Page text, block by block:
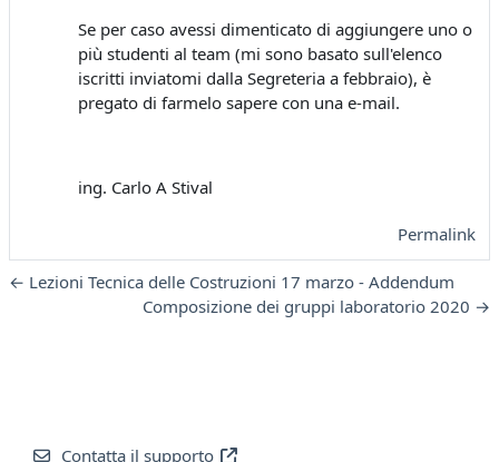
Se per caso avessi dimenticato di aggiungere uno o
più studenti al team (mi sono basato sull'elenco
iscritti inviatomi dalla Segreteria a febbraio), è
pregato di farmelo sapere con una e-mail.
ing. Carlo A Stival
Permalink
← Lezioni Tecnica delle Costruzioni 17 marzo - Addendum
Composizione dei gruppi laboratorio 2020 →
Contatta il supporto